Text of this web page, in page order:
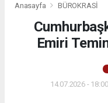
Anasayfa BÜROKRASİ
Emiri
14.07.2026 -